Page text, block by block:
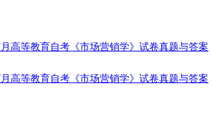
高等教育自考《市场营销学》试卷真题与答案
高等教育自考《市场营销学》试卷真题与答案